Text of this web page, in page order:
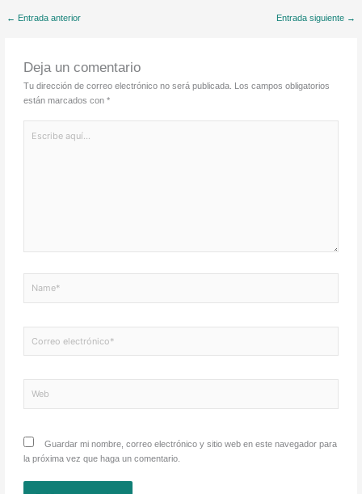
← Entrada anterior Entrada siguiente →
Deja un comentario
Tu dirección de correo electrónico no será publicada. Los campos obligatorios
están marcados con*
aquí...
electrónico*
Guardar mi nombre, correo electrónico y sitio web en este navegador para
la próxima vez que haga un comentario.